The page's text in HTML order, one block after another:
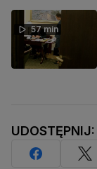
57 min
UDOSTĘPNIJ: